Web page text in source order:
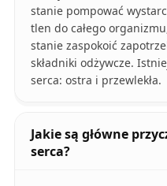
stanie pompować
tlen do całego
stanie zaspokoić
składniki odżywcze.
serca: ostra i przewlekła.
Jakie są główne
serca?